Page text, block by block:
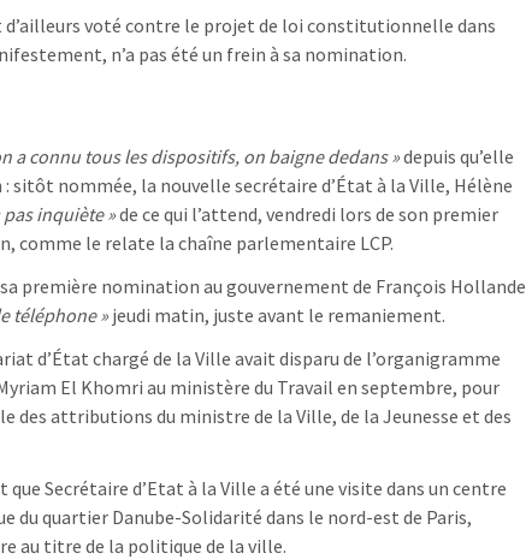
d’ailleurs voté contre le projet de loi constitutionnelle dans
n’a pas été un frein à sa nomination.
a connu tous les dispositifs, on baigne dedans »depuis qu’elle
: sitôt nommée, la nouvelle secrétaire d’État à la Ville, Hélène
pas inquiète »de ce qui l’attend, vendredi lors de son premier
comme le relate la chaîne parlementaire LCP.
première nomination au gouvernement de François Hollande
téléphone »jeudi matin, juste avant le remaniement.
d’État chargé de la Ville avait disparu de l’organigramme
El Khomri au ministère du Travail en septembre, pour
des attributions du ministre de la Ville, de la Jeunesse et des
Secrétaire d’Etat à la Ville a été une visite dans un centre
du quartier Danube-Solidarité dans le nord-est de Paris,
au titre de la politique de la ville.